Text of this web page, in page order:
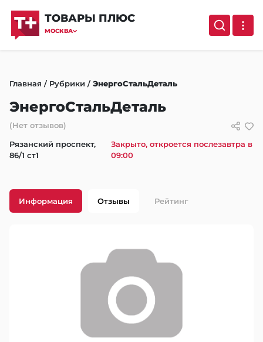
ТОВАРЫ ПЛЮС
МОСКВА
Главная / Рубрики /ЭнергоСтальДеталь
ЭнергоСтальДеталь
(Нет отзывов)
Рязанский проспект,
86/1 ст1
Закрыто, откроется послезавтра в
09:00
Информация Отзывы Рейтинг